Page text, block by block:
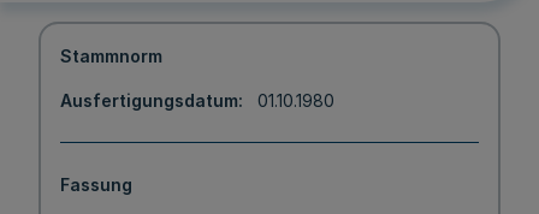
Stammnorm
Ausfertigungsdatum 01.10.1980
Fassung